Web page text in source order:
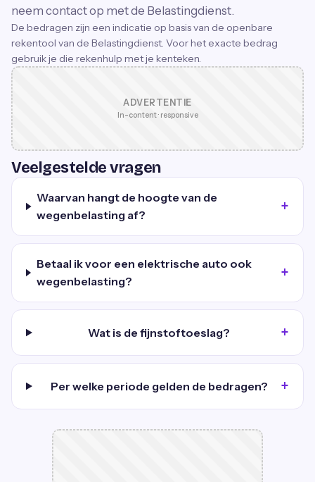
neem contact op met de Belastingdienst.
De bedragen zijn een indicatie op basis van de openbare
rekentool van de Belastingdienst. Voor het exacte bedrag
gebruik je die rekenhulp met je kenteken.
ADVERTENTIE
In-content · responsive
Veelgestelde vragen
Waarvan hangt de hoogte van de
wegenbelasting af?
Betaal ik voor een elektrische auto ook
wegenbelasting?
Wat is de fijnstoftoeslag?
Per welke periode gelden de bedragen?